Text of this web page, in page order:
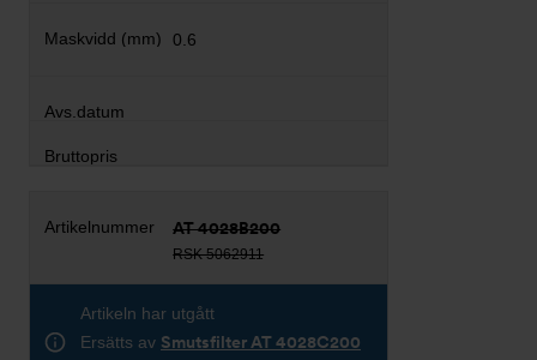
0.6
AT 4028B200
RSK 5062911
Artikeln har utgått
Ersätts av Smutsfilter AT 4028C200